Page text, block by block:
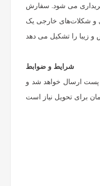
خریداری می شود. سفارش
و شکلات‌های خارجی یک
شرایط و ضوابط
ارسال خواهد شد و